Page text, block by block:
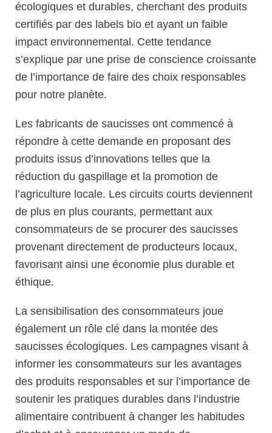
écologiques et durables, cherchant des produits
certifiés par des labels bio et ayant un faible
impact environnemental. Cette tendance
s’explique par une prise de conscience croissante
de l’importance de faire des choix responsables
pour notre planète.
Les fabricants de saucisses ont commencé à
répondre à cette demande en proposant des
produits issus d’innovations telles que la
réduction du gaspillage et la promotion de
l’agriculture locale. Les circuits courts deviennent
de plus en plus courants, permettant aux
consommateurs de se procurer des saucisses
provenant directement de producteurs locaux,
favorisant ainsi une économie plus durable et
éthique.
La sensibilisation des consommateurs joue
également un rôle clé dans la montée des
saucisses écologiques. Les campagnes visant à
informer les consommateurs sur les avantages
des produits responsables et sur l’importance de
soutenir les pratiques durables dans l’industrie
alimentaire contribuent à changer les habitudes